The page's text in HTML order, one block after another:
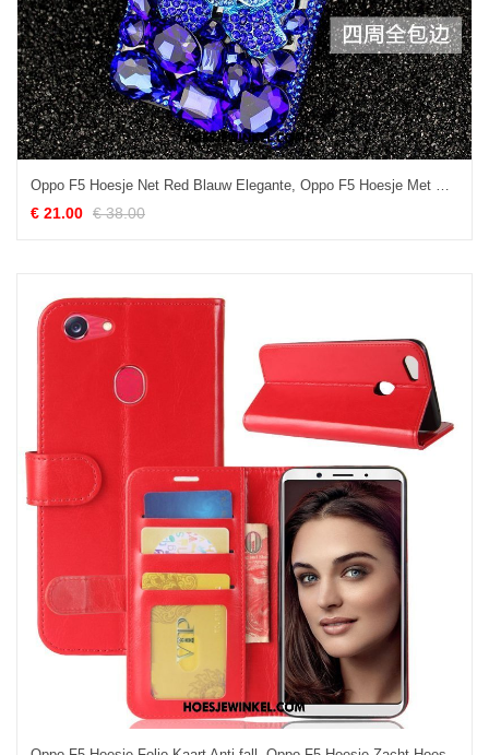
Oppo F5 Hoesje Net Red Blauw Elegante, Oppo F5 Hoesje Met Strass Mobiele Telefoon
€ 21.00 € 38.00